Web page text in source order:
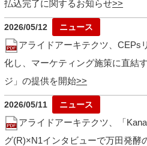
払込完了に関するお知らせ
2026/05/12
アライドアーキテクツ、CEPs
化し、マーケティング施策に直結
ジ」の提供を開始
2026/05/11
アライドアーキテクツ、「
グ(R)×N1インタビューで万田発酵